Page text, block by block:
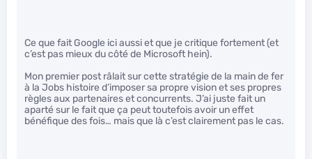
Ce que fait Google ici aussi et que je critique fortement (et
c’est pas mieux du côté de Microsoft hein).
Mon premier post râlait sur cette stratégie de la main de fer
à la Jobs histoire d’imposer sa propre vision et ses propres
règles aux partenaires et concurrents. J’ai juste fait un
aparté sur le fait que ça peut toutefois avoir un effet
bénéfique des fois… mais que là c’est clairement pas le cas.